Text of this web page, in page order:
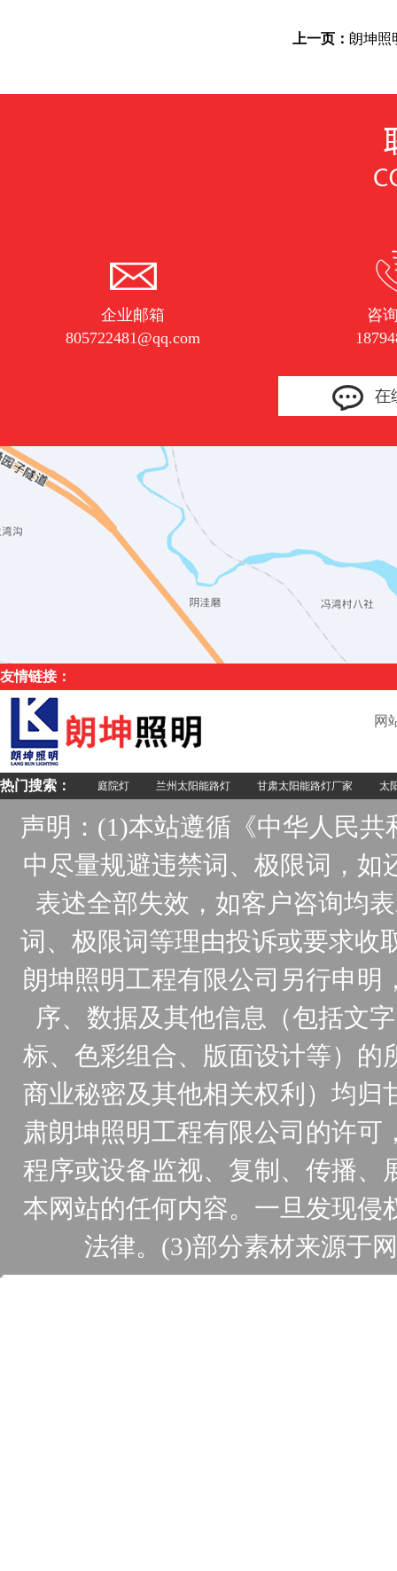
上一页： 朗坤照
企业邮箱
805722481@qq.com
咨
友情链接：
网
热门搜索： 庭院灯 兰州太阳能路灯 甘肃太阳能路灯厂家 太
声明：(1)本站遵循《中华人民
中尽量规避违禁词、极限词，
表述全部失效，如客户咨询均
词、极限词等理由投诉或要求收
朗坤照明工程有限公司另行申
序、数据及其他信息（包括文
标、色彩组合、版面设计等）的
商业秘密及其他相关权利）均归
肃朗坤照明工程有限公司的许
程序或设备监视、复制、传播、
本网站的任何内容。一旦发现侵
法律。(3)部分素材来源于